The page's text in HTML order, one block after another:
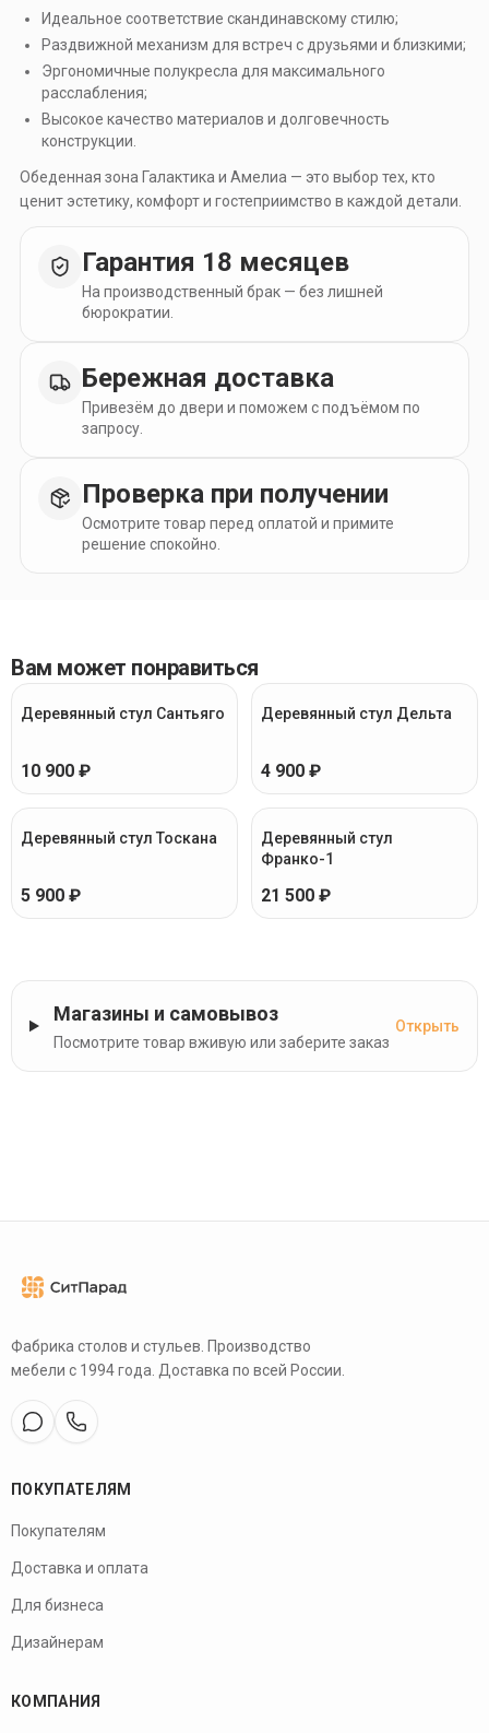
Идеальное соответствие скандинавскому стилю;
Раздвижной механизм для встреч с друзьями и близкими;
Эргономичные полукресла для максимального
расслабления;
Высокое качество материалов и долговечность
конструкции.
Обеденная зона Галактика и Амелиа — это выбор тех, кто
ценит эстетику, комфорт и гостеприимство в каждой детали.
Гарантия 18 месяцев
На производственный брак — без лишней
бюрократии.
Бережная доставка
Привезём до двери и поможем с подъёмом по
запросу.
Проверка при получении
Осмотрите товар перед оплатой и примите
решение спокойно.
Вам может понравиться
Деревянный стул Сантьяго
10 900 ₽
Деревянный стул Дельта
4 900 ₽
Деревянный стул Тоскана
5 900 ₽
Деревянный стул
Франко-1
21 500 ₽
Магазины и самовывоз
Посмотрите товар вживую или заберите заказ
Открыть
Фабрика столов и стульев. Производство
мебели с 1994 года. Доставка по всей России.
ПОКУПАТЕЛЯМ
Покупателям
Доставка и оплата
Для бизнеса
Дизайнерам
КОМПАНИЯ